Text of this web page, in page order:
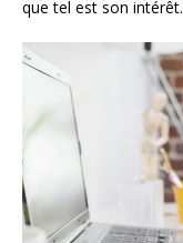
que tel est son intérêt.